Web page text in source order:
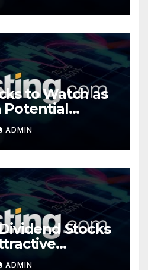
to Watch as
Potential
ADMIN
Stocks
ADMIN